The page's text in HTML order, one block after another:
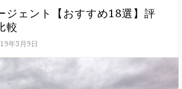
ジェント【おすすめ18選】評
較
年3月9日